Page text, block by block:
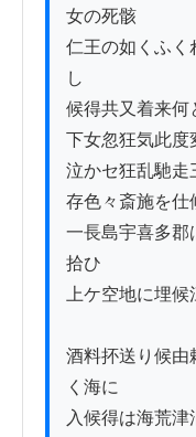
女の死骸
仁王の如くふく
し
候得共又着来何
下女忽狂気此度
泣かセ狂乱馳走
存色々斎施を仕
一長島宇喜多郡
拾ひ
上ケ空地に埋
酒料抔送り候由
く海に
入候得は海荒